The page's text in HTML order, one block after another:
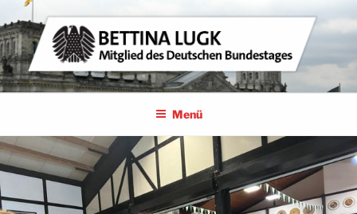
Zum
Inhalt
springen
BETTINA LUGK
MITGLIED DES DEUTSCHEN BUNDESTAGES
Menü